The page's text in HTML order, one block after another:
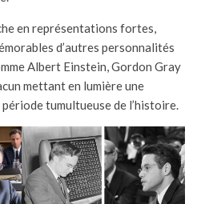
en représentations fortes,
d’autres personnalités
Albert Einstein, Gordon Gray
mettant en lumière une
tumultueuse de l’histoire.